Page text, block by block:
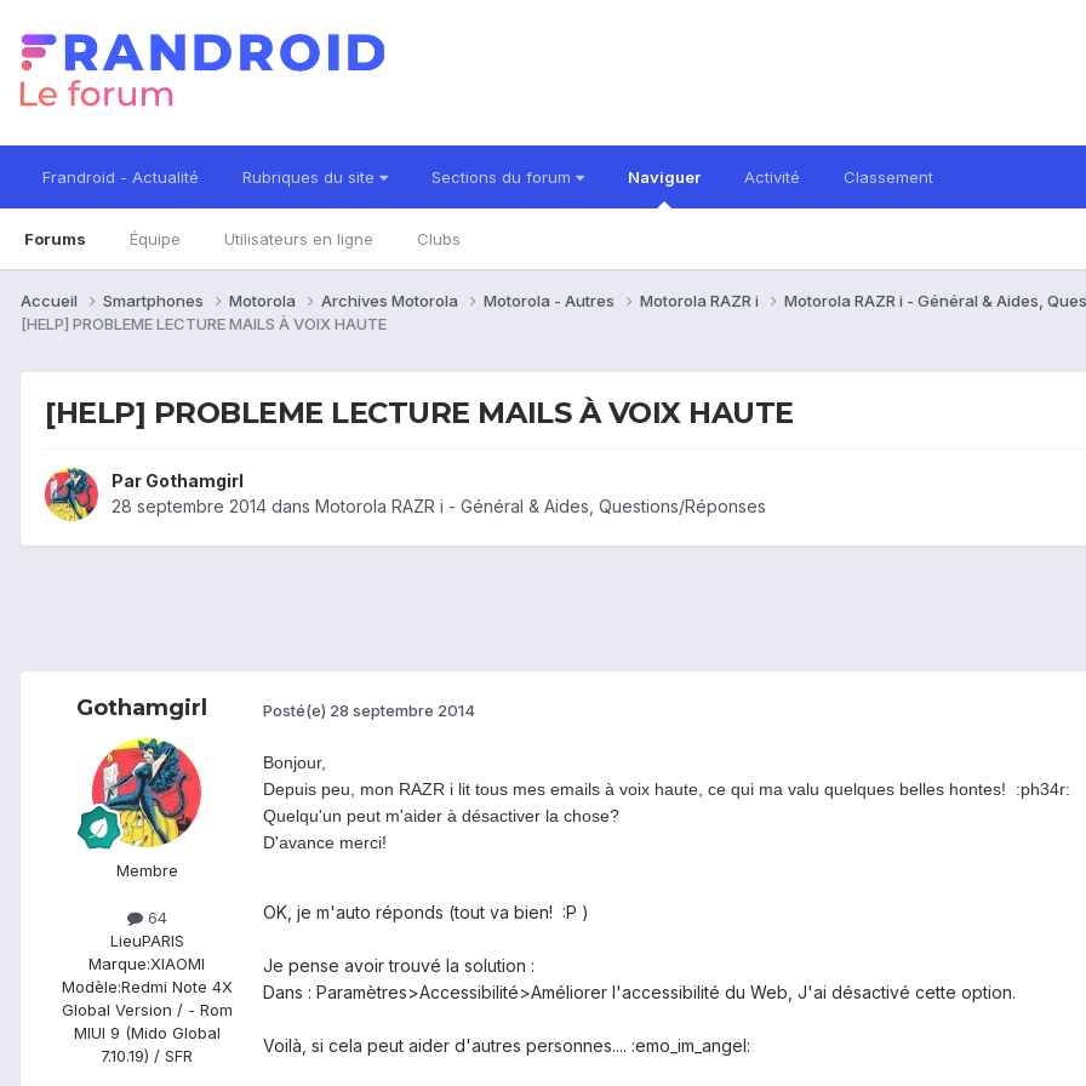
Frandroid - Actualité Rubriques du site Sections du forum Naviguer
Forums Équipe Utilisateurs en ligne Clubs
Activité Classement
Accueil Smartphones Motorola Archives Motorola Motorola - Autres Motorola RAZR i
Motorola RAZR i - Général & Aides,
[HELP] PROBLEME LECTURE MAILS À VOIX HAUTE
[HELP] PROBLEME LECTURE MAILS À VOIX HAUTE
Par Gothamgirl
28 septembre 2014 dans Motorola RAZR i - Général & Aides, Questions/Réponses
Gothamgirl
Membre
64
LieuPARIS
Marque:XIAOMI
Modèle:Redmi Note 4X
Global Version / - Rom
MIUI 9 (Mido Global
7.10.19) / SFR
Posté(e) 28 septembre 2014
Bonjour,
Depuis peu, mon RAZR i lit tous mes emails à voix haute, ce qui ma valu quelques belles hontes! :ph34r:
Quelqu'un peut m'aider à désactiver la chose?
D'avance merci!
OK, je m'auto réponds (tout va bien! :P )
Je pense avoir trouvé la solution :
Dans : Paramètres>Accessibilité>Améliorer l'accessibilité du Web, J'ai désactivé cette option.
Voilà, si cela peut aider d'autres personnes.... :emo_im_angel: